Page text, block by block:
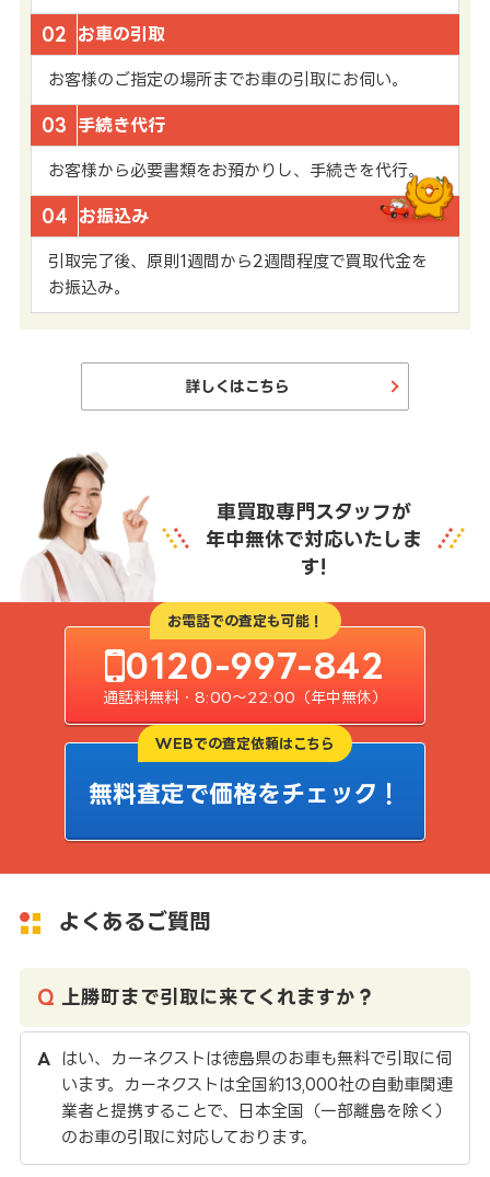
02 お車の引取
お客様のご指定の場所までお車の引取にお伺い。
03 手続き代行
お客様から必要書類をお預かりし、手続きを代行。
04 お振込み
引取完了後、原則1週間から2週間程度で買取代金を
お振込み。
詳しくはこちら
車買取専門スタッフが
年中無休で対応いたしま
す!
お電話での査定も可能！
0120-997-842
通話料無料・8:00〜22:00（年中無休）
WEBでの査定依頼はこちら
無料査定で価格をチェック！
よくあるご質問
上勝町まで引取に来てくれますか？
はい、カーネクストは徳島県のお車も無料で引取に伺
います。カーネクストは全国約13,000社の自動車関連
業者と提携することで、日本全国（一部離島を除く）
のお車の引取に対応しております。